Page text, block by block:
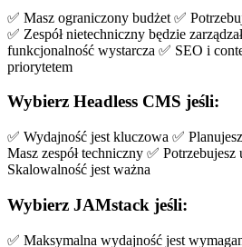
✅ Masz ograniczony budżet ✅
✅ Zespół nietechniczny będzie
funkcjonalność wystarcza ✅ SEO i
priorytetem
Wybierz Headless CMS jeśli:
✅ Wydajność jest kluczowa ✅
Masz zespół techniczny ✅
Skalowalność jest ważna
Wybierz JAMstack jeśli:
✅ Maksymalna wydajność jest